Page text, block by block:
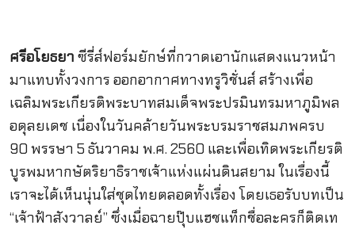
ศรีอโยธยา ซีรี่ส์ฟอร์มยักษ์ที่กวาดเอานักแสดงแนวหน้า
มาแทบทั้งวงการ ออกอากาศทางทรูวิชั่นส์ สร้างเพื่อ
เฉลิมพระเกียรติพระบาทสมเด็จพระปรมินทรมหาภูมิพล
อดุลยเดช เนื่องในวันคล้ายวันพระบรมราชสมภพครบ
90 พรรษา 5 ธันวาคม พ.ศ. 2560 และเพื่อเทิดพระเกียรติ
บูรพมหากษัตริยาธิราชเจ้าแห่งแผ่นดินสยาม ในเรื่องนี้
เราจะได้เห็นนุ่นใส่ชุดไทยตลอดทั้งเรื่อง โดยเธอรับบทเป็น
“เจ้าฟ้าสังวาลย์” ซึ่งเมื่อฉายปุ๊บแฮชแท็กชื่อละครก็ติดเท